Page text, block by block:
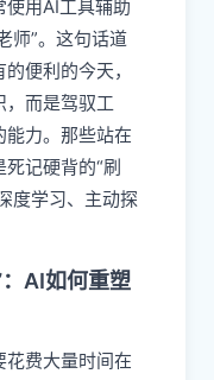
使用AI工具辅助
师”。这句话道
便利的今天，
，而是驾驭工
力。那些站在
记硬背的“刷
度学习、主动探
：AI如何重塑
费大量时间在